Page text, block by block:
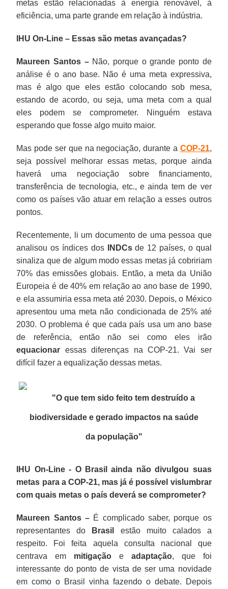
metas estão relacionadas à energia renovável, à
eficiência, uma parte grande em relação à indústria.
IHU On-Line – Essas são metas avançadas?
Maureen Santos –Não, porque o grande ponto de
análise é o ano base. Não é uma meta expressiva,
mas é algo que eles estão colocando sob mesa,
estando de acordo, ou seja, uma meta com a qual
eles podem se comprometer. Ninguém estava
esperando que fosse algo muito maior.
Mas pode ser que na negociação, durante a COP-21,
seja possível melhorar essas metas, porque ainda
haverá uma negociação sobre financiamento,
transferência de tecnologia, etc., e ainda tem de ver
como os países vão atuar em relação a esses outros
pontos.
Recentemente, li um documento de uma pessoa que
analisou os índices dosINDCsde 12 países, o qual
sinaliza que de algum modo essas metas já cobririam
70% das emissões globais. Então, a meta da União
Europeia é de 40% em relação ao ano base de 1990,
e ela assumiria essa meta até 2030. Depois, o México
apresentou uma meta não condicionada de 25% até
2030. O problema é que cada país usa um ano base
de referência, então não sei como eles irão
equacionar essas diferenças na COP-21. Vai ser
difícil fazer a equalização dessas metas.
"O que tem sido feito tem destruído a
biodiversidade e gerado impactos na saúde
da população"
IHU On-Line - O Brasil ainda não divulgou suas
metas para a COP-21, mas já é possível vislumbrar
com quais metas o país deverá se comprometer?
Maureen Santos – É complicado saber, porque os
representantes do Brasil
estão muito calados a
respeito. Foi feita aquela consulta nacional que
centrava em mitigação e adaptação, que foi
interessante do ponto de vista de ser uma novidade
em como o Brasil vinha fazendo o debate. Depois